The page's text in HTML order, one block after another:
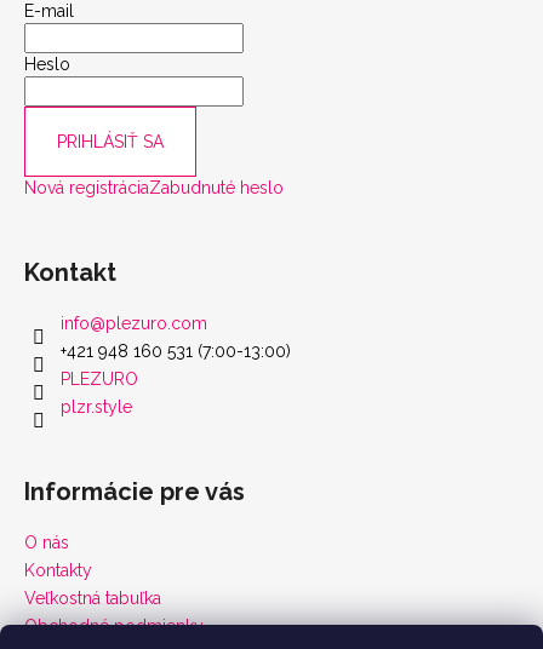
E-mail
Heslo
PRIHLÁSIŤ SA
Nová registráciaZabudnuté heslo
Kontakt
info@plezuro.com
+421 948 160 531 (7:00-13:00)
PLEZURO
plzr.style
Informácie pre vás
O nás
Kontakty
Veľkostná tabuľka
Obchodné podmienky